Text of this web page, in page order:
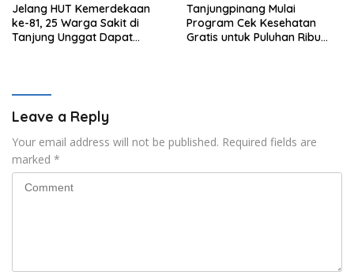
Jelang HUT Kemerdekaan
ke-81, 25 Warga Sakit di
Tanjung Unggat Dapat
Tanjungpinang Mulai
Program Cek Kesehatan
Gratis untuk Puluhan Ribu
Leave a Reply
Your email address will not be published. Required fields are
marked *